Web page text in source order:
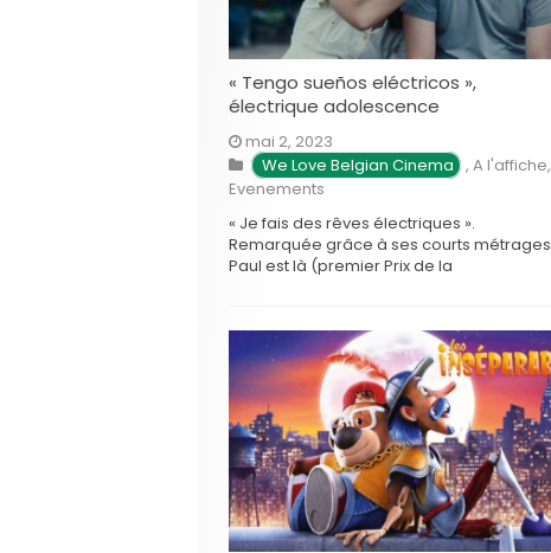
« Tengo sueños eléctricos »,
électrique adolescence
mai 2, 2023
We Love Belgian Cinema , A l'affiche,
Evenements
« Je fais des rêves électriques ».
Remarquée grâce à ses courts métrages
Paul est là (premier Prix de la
Critique de Cannes en 2019), Valentina
Maurel passe brillamment le cap du
premier long métrage avec …